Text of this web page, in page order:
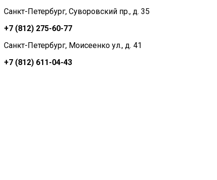
Санкт-Петербург, Суворовский пр., д. 35
+7 (812) 275-60-77
Санкт-Петербург, Моисеенко ул., д. 41
+7 (812) 611-04-43